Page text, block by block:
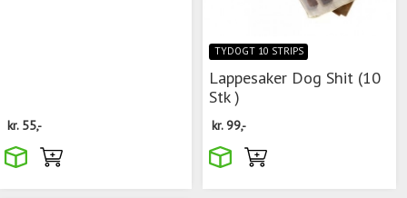
kr. 55,-
TYDOGT 10 STRIPS
Lappesaker Dog Shit (10
Stk )
kr.99,-